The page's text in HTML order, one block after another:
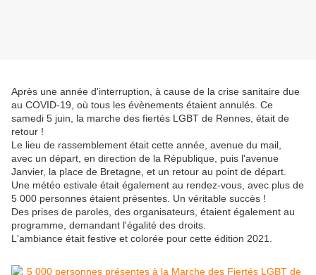
Après une année d'interruption, à cause de la crise sanitaire due
au COVID-19, où tous les évènements étaient annulés. Ce
samedi 5 juin, la marche des fiertés LGBT de Rennes, était de
retour !
Le lieu de rassemblement était cette année, avenue du mail,
avec un départ, en direction de la République, puis l'avenue
Janvier, la place de Bretagne, et un retour au point de départ.
Une météo estivale était également au rendez-vous, avec plus de
5 000 personnes étaient présentes. Un véritable succès !
Des prises de paroles, des organisateurs, étaient également au
programme, demandant l'égalité des droits.
L'ambiance était festive et colorée pour cette édition 2021.